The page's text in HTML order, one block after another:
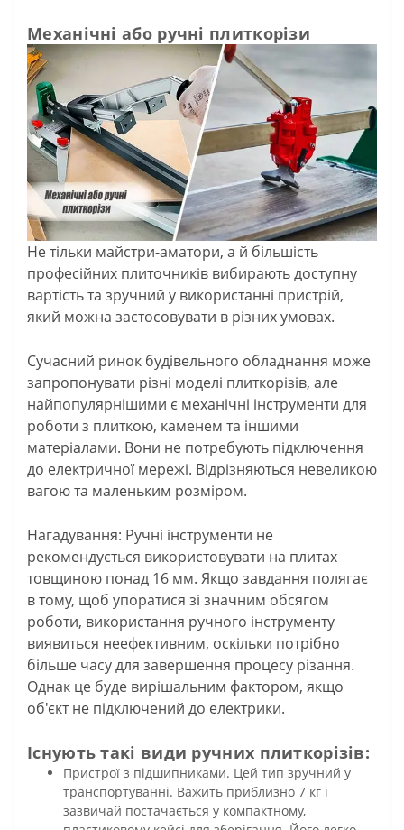
Механічні або ручні плиткорізи
Не тільки майстри-аматори, а й більшість
професійних плиточників вибирають доступну
вартість та зручний у використанні пристрій,
який можна застосовувати в різних умовах.
Сучасний ринок будівельного обладнання може
запропонувати різні моделі плиткорізів, але
найпопулярнішими є механічні інструменти для
роботи з плиткою, каменем та іншими
матеріалами. Вони не потребують підключення
до електричної мережі. Відрізняються невеликою
вагою та маленьким розміром.
Нагадування: Ручні інструменти не
рекомендується використовувати на плитах
товщиною понад 16 мм. Якщо завдання полягає
в тому, щоб упоратися зі значним обсягом
роботи, використання ручного інструменту
виявиться неефективним, оскільки потрібно
більше часу для завершення процесу різання.
Однак це буде вирішальним фактором, якщо
об'єкт не підключений до електрики.
Існують такі види ручних плиткорізів:
Пристрої з підшипниками. Цей тип зручний у
транспортуванні. Важить приблизно 7 кг і
зазвичай постачається у компактному,